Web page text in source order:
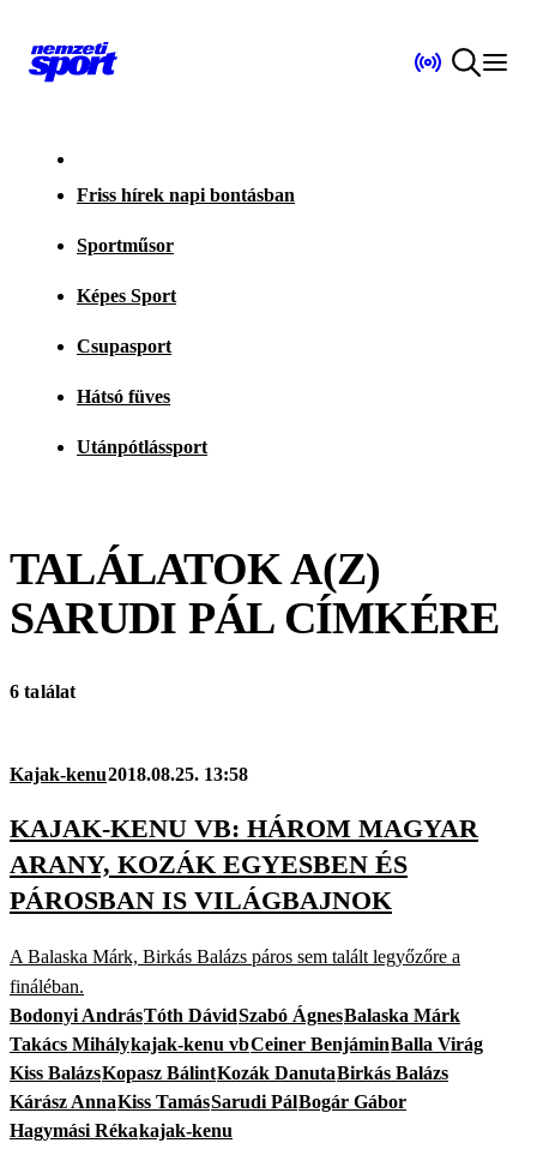
Friss hírek napi bontásban
Sportműsor
Képes Sport
Csupasport
Hátsó füves
Utánpótlássport
TALÁLATOK A(Z)
SARUDI PÁLCÍMKÉRE
6 találat
Kajak-kenu2018.08.25. 13:58
KAJAK-KENU VB: HÁROM MAGYAR
ARANY, KOZÁK EGYESBEN ÉS
PÁROSBAN IS VILÁGBAJNOK
A Balaska Márk, Birkás Balázs páros sem talált legyőzőre a
fináléban.
Bodonyi AndrásTóth DávidSzabó ÁgnesBalaska Márk
Takács Mihálykajak-kenu vbCeiner BenjáminBalla Virág
Kiss BalázsKopasz BálintKozák DanutaBirkás Balázs
Kárász AnnaKiss TamásSarudi PálBogár Gábor
Hagymási Rékakajak-kenu